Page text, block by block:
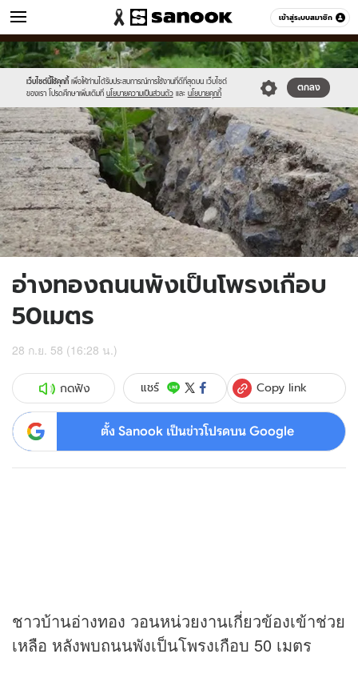
เข้าสู่ระบบสมาชิก
ข่าว หมวดอื่นๆ
เว็บไซต์นี้ใช้คุกกี้ เพื่อให้ท่านได้รับประสบการณ์การใช้งานที่ดีที่สุดบน เว็บไซต์
ของเรา โปรดศึกษาเพิ่มเติมที่ นโยบายความเป็นส่วนตัว และ นโยบายคุกกี้
ตกลง
Sanook
//s.isanook.com/sr/0/images/logo-
new-
sanook.png
600
60
//s.isanook.com/ns/0/ud/374/1873186/648835-
01.jpg
อ่างทองถนนพังเป็นโพรงเกือบ
50เมตร
28 ก.ย. 58 (16:28 น.)
กดฟัง แชร์ Copy link
ตั้ง Sanook เป็นข่าวโปรดบน Google
ชาวบ้านอ่างทอง วอนหน่วยงานเกี่ยวข้องเข้าช่วย
เหลือ หลังพบถนนพังเป็นโพรงเกือบ 50 เมตร